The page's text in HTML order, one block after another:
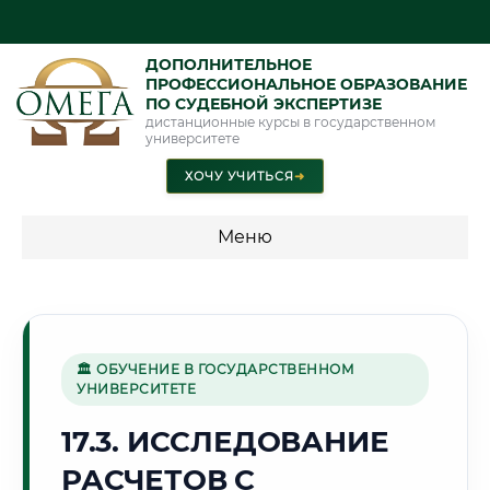
ДОПОЛНИТЕЛЬНОЕ
ПРОФЕССИОНАЛЬНОЕ ОБРАЗОВАНИЕ
ПО СУДЕБНОЙ ЭКСПЕРТИЗЕ
дистанционные курсы в государственном
университете
ХОЧУ УЧИТЬСЯ➜
Меню
специальности"
Стоимость по программам обучения "Судебная экспертиза"
Стоимость по программам обучения "Экспертиза"
🏛 ОБУЧЕНИЕ В ГОСУДАРСТВЕННОМ
УНИВЕРСИТЕТЕ
17.3. ИССЛЕДОВАНИЕ
РАСЧЕТОВ С